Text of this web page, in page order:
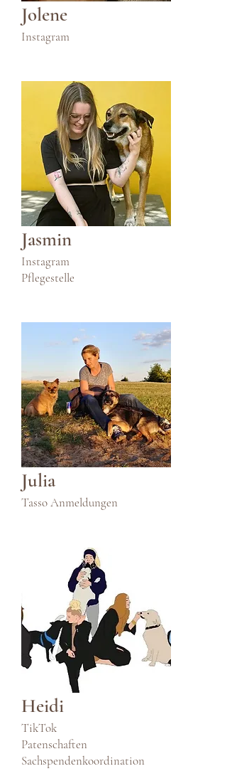
Jolene
Instagram
Jasmin
Instagram
Pflegestelle
Julia
Tasso Anmeldungen
Heidi
TikTok
Patenschaften
Sachspendenkoordination